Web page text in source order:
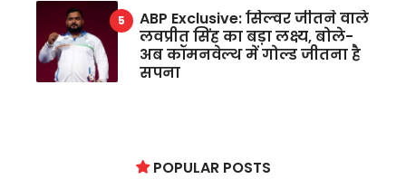
ABP Exclusive: सिल्वर जीतने वाले
लवप्रीत सिंह का बड़ा लक्ष्य, बोले-
अब कॉमनवेल्थ में गोल्ड जीतना है
सपना
POPULAR POSTS